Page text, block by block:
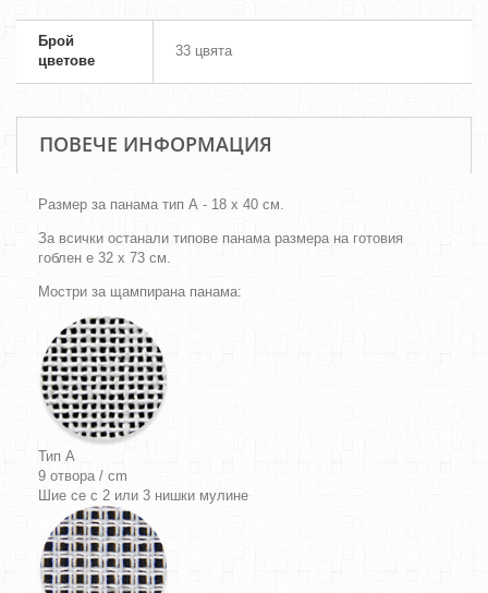
Брой
цветове
33 цвята
ПОВЕЧЕ ИНФОРМАЦИЯ
Размер за панама тип А - 18 х 40 см.
За всички останали типове панама размера на готовия
гоблен е 32 х 73 см.
Мостри за щампирана панама:
Тип A
9 отвора / cm
Шие се с 2 или 3 нишки мулине